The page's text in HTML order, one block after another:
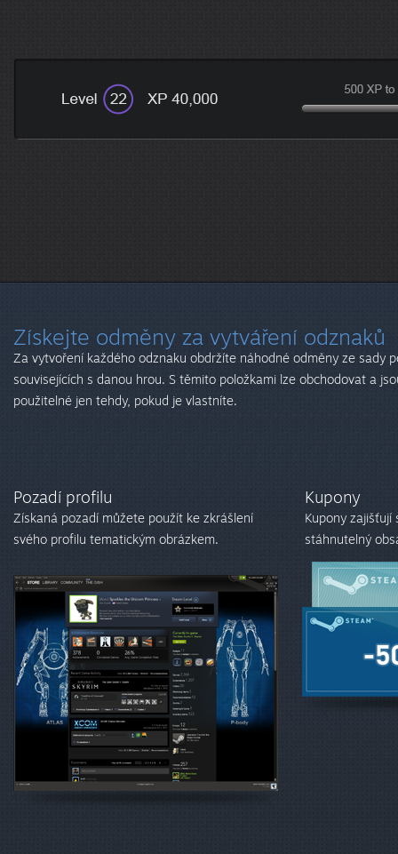
Získejte odměny za vytváření odznaků
Za vytvoření každého odznaku obdržíte náhodné odměny ze sady
souvisejících s danou hrou. S těmito položkami lze obchodovat a
použitelné jen tehdy, pokud je vlastníte.
Pozadí profilu
Získaná pozadí můžete použít ke zkrášlení
svého profilu tematickým obrázkem.
Kupony
Kupony zajišťují
stáhnutelný